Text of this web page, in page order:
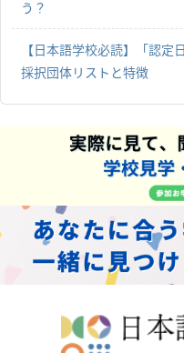
う？
【日本語学校必読】「認
採択団体リストと特徴